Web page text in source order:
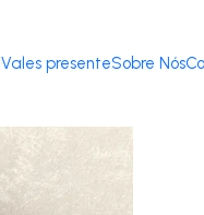
Vales presenteSobre Nós